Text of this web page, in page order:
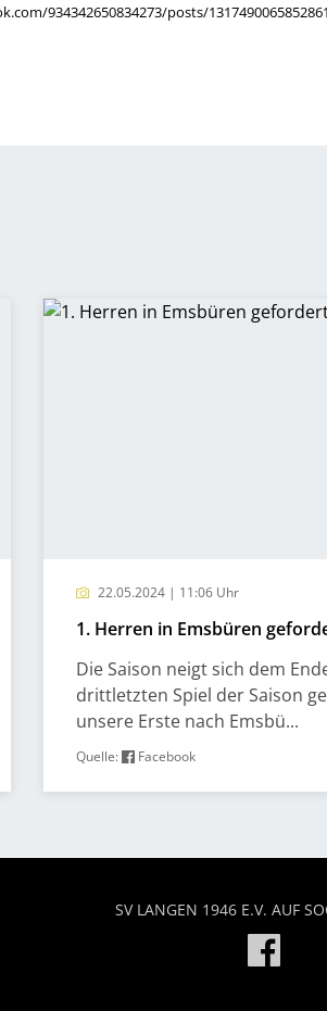
934342650834273/posts/1317490065852861
22.05.2024 | 11:06 Uhr
1. Herren in Emsbüren
Die Saison neigt sich dem
drittletzten Spiel der Saison
unsere Erste nach Emsbü...
Quelle: Facebook
SV LANGEN 1946 E.V. AUF